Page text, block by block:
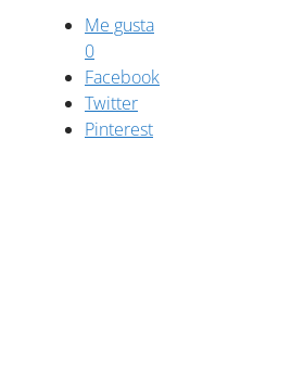
Me gusta
0
Facebook
Twitter
Pinterest